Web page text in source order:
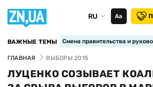
RU Аа
ВАЖНЫЕ ТЕМЫ Смена правительства и
ГЛАВНАЯ ВЫБОРЫ 2015
ЛУЦЕНКО СОЗЫВАЕТ